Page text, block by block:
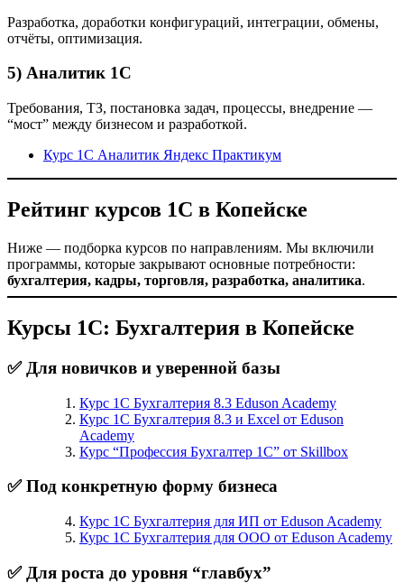
Разработка, доработки конфигураций, интеграции, обмены,
отчёты, оптимизация.
5) Аналитик 1С
Требования, ТЗ, постановка задач, процессы, внедрение —
“мост” между бизнесом и разработкой.
Курс 1С Аналитик Яндекс Практикум
Рейтинг курсов 1С в Копейске
Ниже — подборка курсов по направлениям. Мы включили
программы, которые закрывают основные потребности:
бухгалтерия, кадры, торговля, разработка, аналитика.
Курсы 1С: Бухгалтерия в Копейске
✅ Для новичков и уверенной базы
Курс 1С Бухгалтерия 8.3 Eduson Academy
Курс 1С Бухгалтерия 8.3 и Excel от Eduson
Academy
Курс “Профессия Бухгалтер 1С” от Skillbox
✅ Под конкретную форму бизнеса
Курс 1С Бухгалтерия для ИП от Eduson Academy
Курс 1С Бухгалтерия для ООО от Eduson Academy
✅ Для роста до уровня “главбух”